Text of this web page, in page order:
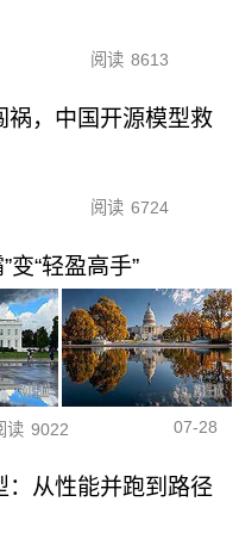
阅读 8613
祸，中国开源模型救
阅读 6724
变“轻盈高手”
读 9022 07-28
：从性能并跑到路径